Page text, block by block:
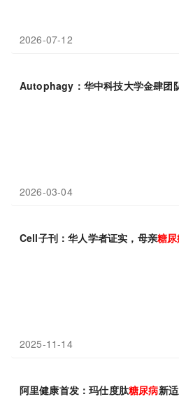
2026-07-12
Autophagy：华中科技大学金肆团
2026-03-04
Cell子刊：华人学者证实，母亲糖
2025-11-14
阿里健康首发：玛仕度肽糖尿病新